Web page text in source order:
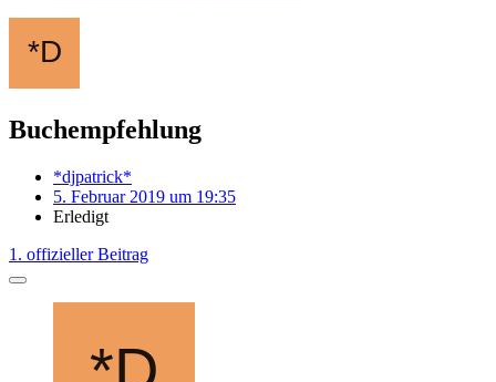
Buchempfehlung
*djpatrick*
5. Februar 2019 um 19:35
Erledigt
1. offizieller Beitrag